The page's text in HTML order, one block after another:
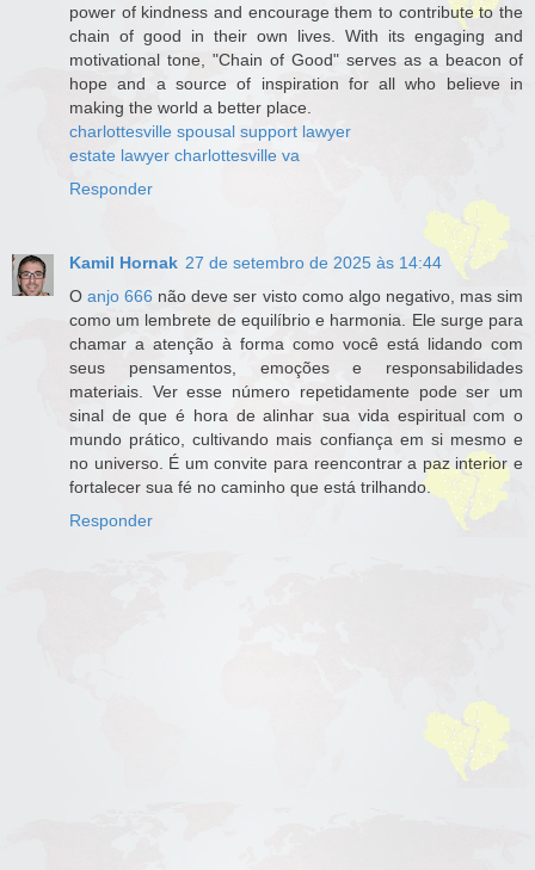
power of kindness and encourage them to contribute to the
chain of good in their own lives. With its engaging and
motivational tone, "Chain of Good" serves as a beacon of
hope and a source of inspiration for all who believe in
making the world a better place.
charlottesville spousal support lawyer
estate lawyer charlottesville va
Responder
Kamil Hornak 27 de setembro de 2025 às 14:44
Oanjo 666 não deve ser visto como algo negativo, mas sim
como um lembrete de equilíbrio e harmonia. Ele surge para
chamar a atenção à forma como você está lidando com
seus pensamentos, emoções e responsabilidades
materiais. Ver esse número repetidamente pode ser um
sinal de que é hora de alinhar sua vida espiritual com o
mundo prático, cultivando mais confiança em si mesmo e
no universo. É um convite para reencontrar a paz interior e
fortalecer sua fé no caminho que está trilhando.
Responder